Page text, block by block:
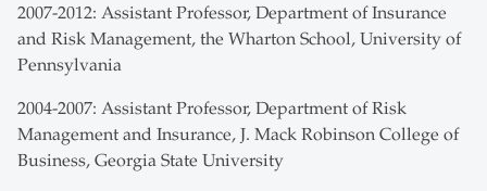
2007-2012: Assistant Professor, Department of Insurance
and Risk Management, the Wharton School, University of
Pennsylvania
2004-2007: Assistant Professor, Department of Risk
Management and Insurance, J. Mack Robinson College of
Business, Georgia State University